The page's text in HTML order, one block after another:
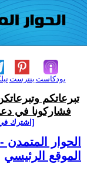
بنترست بودكاست
تبرعاتكم
فشاركونا في
[اشترك في
الحوار المتمدن
الموقع الرئيسي